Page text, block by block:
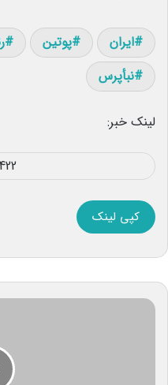
ایران پوتین
نبأپرس
لینک خبر:
کپی لینک